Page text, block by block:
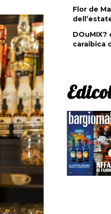
Flor de
DOuMIX?
caraibica